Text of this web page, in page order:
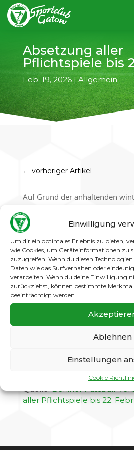
Einwilligung
Um dir ein optimales Erlebnis zu bieten,
wie Cookies, um Geräteinformationen zu
zuzugreifen. Wenn du diesen
Daten wie das Surfverhalten oder
verarbeiten. Wenn du deine Einwilligung
zurückziehst, können bestimmte
beeinträchtigt werden.
Ablehnen
Einstellungen
Cookie
Absetzung aller
Pflichtspiele bis
Feb. 19, 2026|Allgemein
← vorheriger Artikel
Auf Grund der anhaltenden
resultierenden Sperrung
durch die Sportämter ist der
Berliner Fußball weiterhin stark
Auch wenn am Wochenende
Temperaturen zu erwarten
Berliner Fußball-Verband auf
zahlreicher Vereine undsetzt
sämtlicher ordentlicher
einschließlich Sonntag, den
ab.Damit soll eine
Rückrundenvorbereitung der
gewährleistet werden. Die
Quelle:Berliner Fussball-
aller Pflichtspiele bis 22.